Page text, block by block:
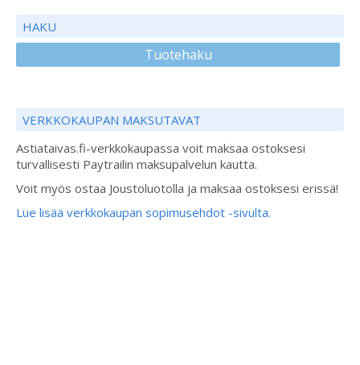
HAKU
Tuotehaku
VERKKOKAUPAN MAKSUTAVAT
Astiataivas.fi-verkkokaupassa voit maksaa ostoksesi
turvallisesti Paytrailin maksupalvelun kautta.
Voit myös ostaa Joustoluotolla ja maksaa ostoksesi erissä!
Lue lisää verkkokaupan sopimusehdot -sivulta.